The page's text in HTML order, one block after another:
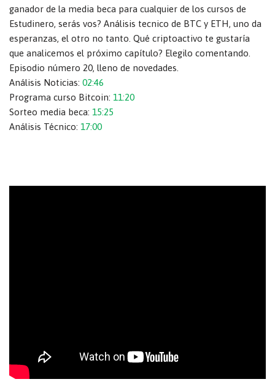
ganador de la media beca para cualquier de los cursos de
Estudinero, serás vos? Análisis tecnico de BTC y ETH, uno da
esperanzas, el otro no tanto. Qué criptoactivo te gustaría
que analicemos el próximo capítulo? Elegilo comentando.
Episodio número 20, lleno de novedades.
Análisis Noticias: 02:46
Programa curso Bitcoin: 11:20
Sorteo media beca: 15:25
Análisis Técnico: 17:00